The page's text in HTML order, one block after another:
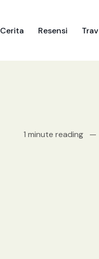
Cerita Resensi
1 minute reading —